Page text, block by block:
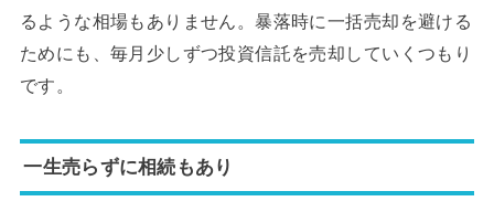
るような相場もありません。暴落時に一括売却を避ける
ためにも、毎月少しずつ投資信託を売却していくつもり
です。
一生売らずに相続もあり